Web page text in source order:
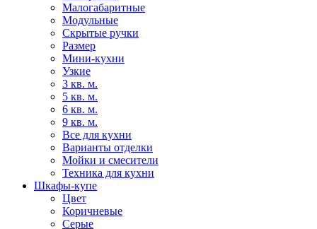
Малогабаритные
Модульные
Скрытые ручки
Размер
Мини-кухни
Узкие
3 кв. м.
5 кв. м.
6 кв. м.
9 кв. м.
Все для кухни
Варианты отделки
Мойки и смесители
Техника для кухни
Шкафы-купе
Цвет
Коричневые
Серые